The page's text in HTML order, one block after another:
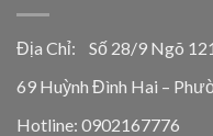
Địa Chỉ: Số 28/9 Ngõ
69 Huỳnh Đình Hai –
Hotline: 0902167776